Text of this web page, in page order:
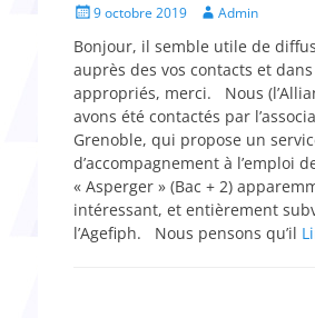
Posted9 octobre 2019 Author
Admin
Bonjour, il semble utile de
auprès des vos contacts et
appropriés, merci. Nous
avons été contactés par
Grenoble, qui propose un
d’accompagnement à l’emploi
« Asperger » (Bac + 2)
intéressant, et entièrement
l’Agefiph. Nous pensons qu’il